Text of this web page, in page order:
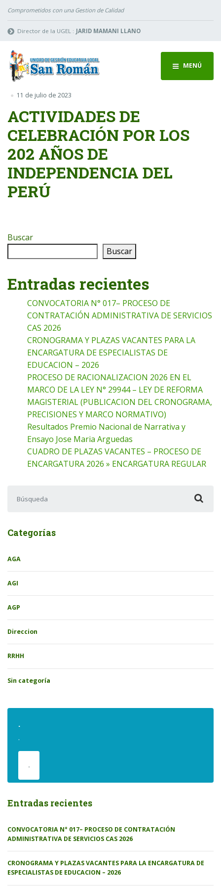
Comprometidos con una Gestion de Calidad
Director de la UGEL : JARID MAMANI LLANO
MENÚ
11 de julio de 2023
ACTIVIDADES DE
CELEBRACIÓN POR LOS
202 AÑOS DE
INDEPENDENCIA DEL
PERÚ
Buscar
Buscar
Entradas recientes
CONVOCATORIA N° 017– PROCESO DE
CONTRATACIÓN ADMINISTRATIVA DE SERVICIOS
CAS 2026
CRONOGRAMA Y PLAZAS VACANTES PARA LA
ENCARGATURA DE ESPECIALISTAS DE
EDUCACION – 2026
PROCESO DE RACIONALIZACION 2026 EN EL
MARCO DE LA LEY N° 29944 – LEY DE REFORMA
MAGISTERIAL (PUBLICACION DEL CRONOGRAMA,
PRECISIONES Y MARCO NORMATIVO)
Resultados Premio Nacional de Narrativa y
Ensayo Jose Maria Arguedas
CUADRO DE PLAZAS VACANTES – PROCESO DE
ENCARGATURA 2026 » ENCARGATURA REGULAR
Categorías
AGA
AGI
AGP
Direccion
RRHH
Sin categoría
.
.
.
Entradas recientes
CONVOCATORIA N° 017– PROCESO DE CONTRATACIÓN
ADMINISTRATIVA DE SERVICIOS CAS 2026
CRONOGRAMA Y PLAZAS VACANTES PARA LA ENCARGATURA DE
ESPECIALISTAS DE EDUCACION – 2026